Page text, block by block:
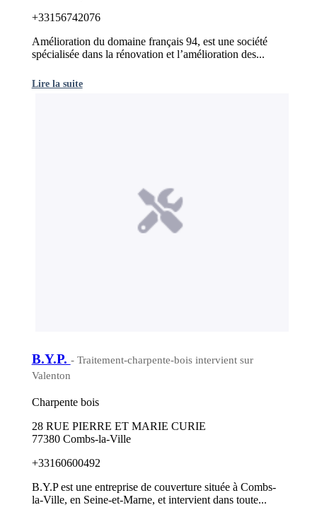
+33156742076
Amélioration du domaine français 94, est une société
spécialisée dans la rénovation et l’amélioration des...
Lire la suite
B.Y.P. - Traitement-charpente-bois intervient sur
Valenton
Charpente bois
28 RUE PIERRE ET MARIE CURIE
77380 Combs-la-Ville
+33160600492
B.Y.P est une entreprise de couverture située à Combs-
la-Ville, en Seine-et-Marne, et intervient dans toute...